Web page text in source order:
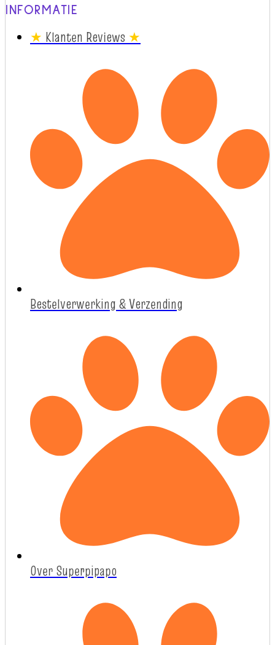
INFORMATIE
★ Klanten Reviews ★
Bestelverwerking & Verzending
Over Superpipapo